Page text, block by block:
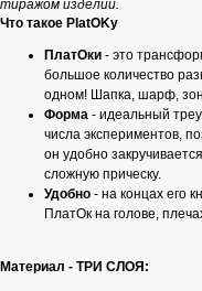
тиражом изделий.
Что такое PlatOKy
ПлатОки - это
большое количество
одном! Шапка, шарф,
Форма - идеальный
числа экспериментов,
он удобно
сложную прическу.
Удобно - на концах его
ПлатОк на голове,
Материал - ТРИ СЛОЯ: